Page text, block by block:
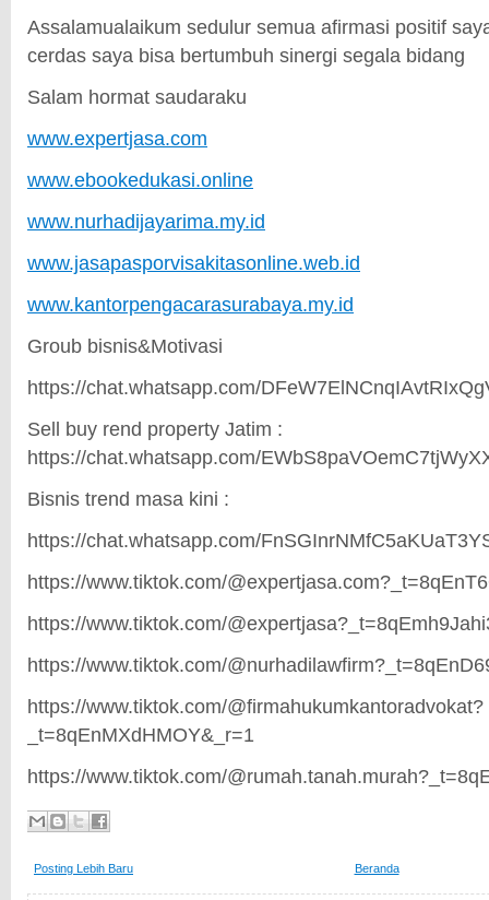
Assalamualaikum sedulur semua afirmasi positif
cerdas saya bisa bertumbuh sinergi segala bidang
Salam hormat saudaraku
www.expertjasa.com
www.ebookedukasi.online
www.nurhadijayarima.my.id
www.jasapasporvisakitasonline.web.id
www.kantorpengacarasurabaya.my.id
Groub bisnis&Motivasi
https://chat.whatsapp.com/
Sell buy rend property Jatim :
https://chat.whatsapp.com/
Bisnis trend masa kini :
https://chat.whatsapp.com/
https://www.tiktok.com/
https://www.tiktok.com/
https://www.tiktok.com/
https://www.tiktok.com/@firmahukumkantoradvokat?
_t=8qEnMXdHMOY&_r=1
https://www.tiktok.com/
Posting Lebih Baru Beranda